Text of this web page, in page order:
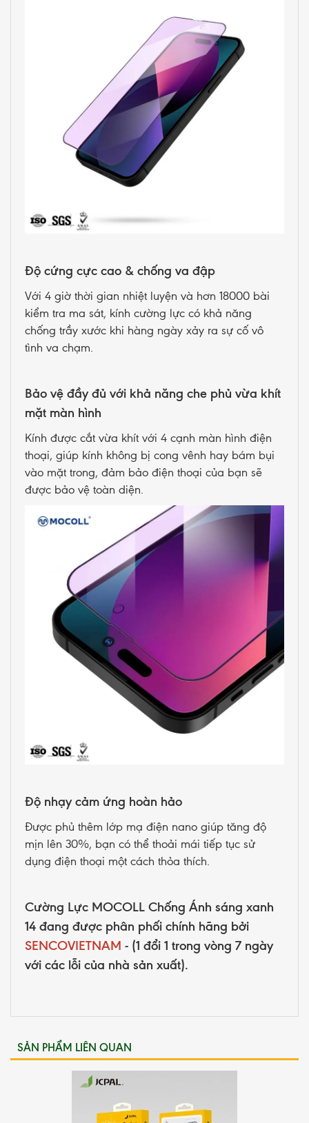
Độ cứng cực cao & chống va đập
Với 4 giờ thời gian nhiệt luyện và hơn 18000 bài
kiểm tra ma sát, kính cường lực có khả năng
chống trầy xước khi hàng ngày xảy ra sự cố vô
tình va chạm.
Bảo vệ đầy đủ với khả năng che phủ vừa khít
mặt màn hình
Kính được cắt vừa khít với 4 cạnh màn hình điện
thoại, giúp kính không bị cong vênh hay bám bụi
vào mặt trong, đảm bảo điện thoại của bạn sẽ
được bảo vệ toàn diện.
Độ nhạy cảm ứng hoàn hảo
Được phủ thêm lớp mạ điện nano giúp tăng độ
mịn lên 30%, bạn có thể thoải mái tiếp tục sử
dụng điện thoại một cách thỏa thích.
Cường Lực MOCOLL Chống Ánh sáng xanh
14 đang được phân phối chính hãng bởi
SENCOVIETNAM - (1 đổi 1 trong vòng 7 ngày
với các lỗi của nhà sản xuất).
SẢN PHẨM LIÊN QUAN